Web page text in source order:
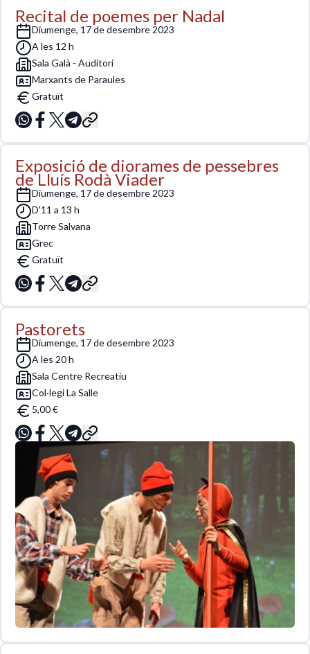
Recital de poemes per Nadal
diumenge, 17 de desembre 2023
A les 12 h
Sala Galà - Auditori
Marxants de Paraules
Gratuït
Exposició de diorames de pessebres
de Lluís Rodà Viader
diumenge, 17 de desembre 2023
D'11 a 13 h
Torre Salvana
Grec
Gratuït
Pastorets
diumenge, 17 de desembre 2023
A les 20 h
Sala Centre Recreatiu
Col·legi La Salle
5,00 €